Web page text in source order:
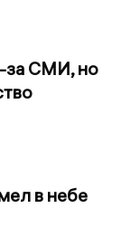
за СМИ, но
в небе